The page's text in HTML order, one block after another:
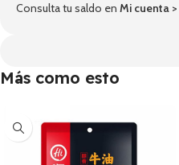
Consulta tu saldo en Mi cuenta >
Más como esto